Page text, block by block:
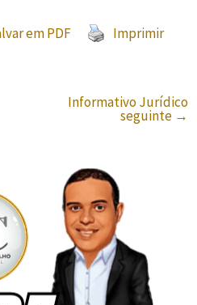
em PDF Imprimir
Informativo Jurídico
seguinte →